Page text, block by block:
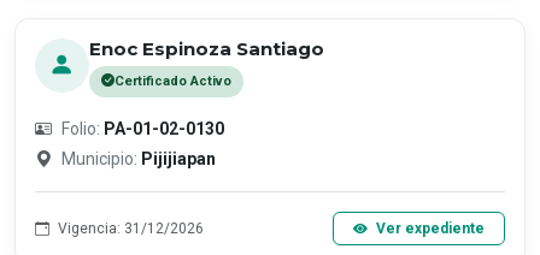
Enoc Espinoza Santiago
Certificado Activo
Folio: PA-01-02-0130
Municipio: Pijijiapan
Vigencia: 31/12/2026 Ver expediente